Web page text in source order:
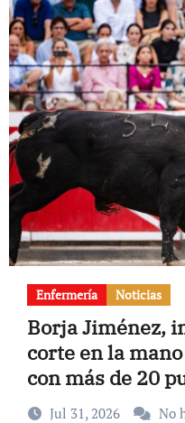
Enfermería Noticias
Borja Jiménez,
corte en la
con más de 20
afectación del
Jul 31, 2026 No